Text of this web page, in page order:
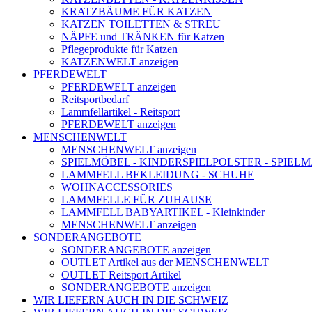
KRATZBÄUME FÜR KATZEN
KATZEN TOILETTEN & STREU
NÄPFE und TRÄNKEN für Katzen
Pflegeprodukte für Katzen
KATZENWELT anzeigen
PFERDEWELT
PFERDEWELT anzeigen
Reitsportbedarf
Lammfellartikel - Reitsport
PFERDEWELT anzeigen
MENSCHENWELT
MENSCHENWELT anzeigen
SPIELMÖBEL - KINDERSPIELPOLSTER -
LAMMFELL BEKLEIDUNG - SCHUHE
WOHNACCESSORIES
LAMMFELLE FÜR ZUHAUSE
LAMMFELL BABYARTIKEL - Kleinkinder
MENSCHENWELT anzeigen
SONDERANGEBOTE
SONDERANGEBOTE anzeigen
OUTLET Artikel aus der MENSCHENWELT
OUTLET Reitsport Artikel
SONDERANGEBOTE anzeigen
WIR LIEFERN AUCH IN DIE SCHWEIZ